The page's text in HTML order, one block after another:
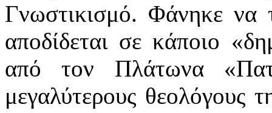
Γνωστικισμό. Φάνηκε να
αποδίδεται σε κάποιο
από τον Πλάτωνα
μεγαλύτερους θεολόγους